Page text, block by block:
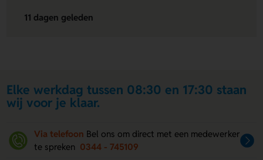
11 dagen geleden
Elke werkdag tussen 08:30 en 17:30 staan
wij voor je klaar.
Via telefoon Bel ons om direct met een medewerker
te spreken 0344 - 745109